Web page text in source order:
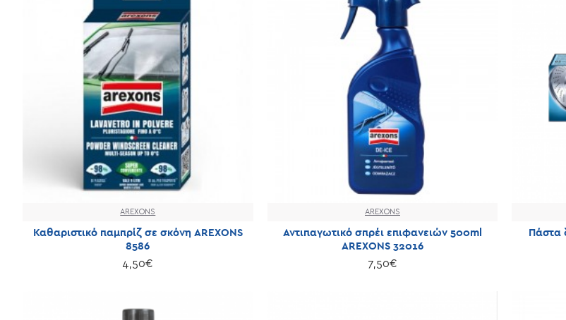
AREXONS
Καθαριστικό παμπρίζ σε σκόνη AREXONS
8586
4,50€
AREXONS
Αντιπαγωτικό σπρέι επιφανειών 500ml
AREXONS 32016
7,50€
Πάστα